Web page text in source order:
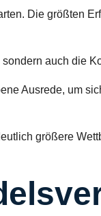
Die größten
auch die
Ausrede, um
größere